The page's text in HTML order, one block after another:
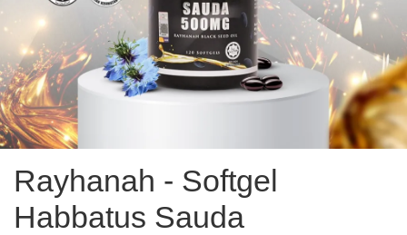
Rayhanah - Softgel
Habbatus Sauda